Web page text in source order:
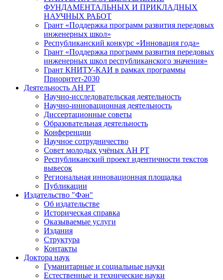
ФУНДАМЕНТАЛЬНЫХ И ПРИКЛАДНЫХ
НАУЧНЫХ РАБОТ
Грант «Поддержка программ развития передовых
инженерных школ»
Республиканский конкурс «Инновация года»
Грант «Поддержка программ развития передовых
инженерных школ республиканского значения»
Грант КНИТУ-КАИ в рамках программы
Приоритет-2030
Деятельность АН РТ
Научно-исследовательская деятельность
Научно-инновационная деятельность
Диссертационные советы
Образовательная деятельность
Конференции
Научное сотрудничество
Совет молодых учёных АН РТ
Республиканский проект идентичности текстов
вывесок
Региональная инновационная площадка
Публикации
Издательство "Фән"
Об издательстве
Историческая справка
Оказываемые услуги
Издания
Структура
Контакты
Доктора наук
Гуманитарные и социальные науки
Естественные и технические науки